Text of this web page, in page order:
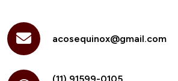
acosequinox@gmail.com